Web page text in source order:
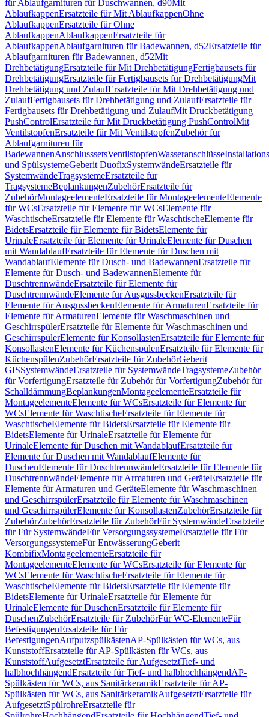
für Ablaufgarnituren für Duschwannen, d90Mit
AblaufkappenErsatzteile für Mit AblaufkappenOhne
AblaufkappenErsatzteile für Ohne
AblaufkappenAblaufkappenErsatzteile für
AblaufkappenAblaufgarnituren für Badewannen, d52Ersatzteile für
Ablaufgarnituren für Badewannen, d52Mit
DrehbetätigungErsatzteile für Mit DrehbetätigungFertigbausets für
DrehbetätigungErsatzteile für Fertigbausets für DrehbetätigungMit
Drehbetätigung und ZulaufErsatzteile für Mit Drehbetätigung und
ZulaufFertigbausets für Drehbetätigung und ZulaufErsatzteile für
Fertigbausets für Drehbetätigung und ZulaufMit Druckbetätigung
PushControlErsatzteile für Mit Druckbetätigung PushControlMit
VentilstopfenErsatzteile für Mit VentilstopfenZubehör für
Ablaufgarnituren für
BadewannenAnschlusssetsVentilstopfenWasseranschlüsse
und SpülsystemeGeberit DuofixSystemwändeErsatzteile für
SystemwändeTragsystemeErsatzteile für
TragsystemeBeplankungenZubehörErsatzteile für
ZubehörMontageelementeErsatzteile für MontageelementeElemente
für WCsErsatzteile für Elemente für WCsElemente für
WaschtischeErsatzteile für Elemente für WaschtischeElemente für
BidetsErsatzteile für Elemente für BidetsElemente für
UrinaleErsatzteile für Elemente für UrinaleElemente für Duschen
mit WandablaufErsatzteile für Elemente für Duschen mit
WandablaufElemente für Dusch- und BadewannenErsatzteile für
Elemente für Dusch- und BadewannenElemente für
DuschtrennwändeErsatzteile für Elemente für
DuschtrennwändeElemente für AusgussbeckenErsatzteile für
Elemente für AusgussbeckenElemente für ArmaturenErsatzteile für
Elemente für ArmaturenElemente für Waschmaschinen und
GeschirrspülerErsatzteile für Elemente für Waschmaschinen und
GeschirrspülerElemente für KonsollastenErsatzteile für Elemente für
KonsollastenElemente für KüchenspülenErsatzteile für Elemente für
KüchenspülenZubehörErsatzteile für ZubehörGeberit
GISSystemwändeErsatzteile für SystemwändeTragsystemeZubehör
für VorfertigungErsatzteile für Zubehör für VorfertigungZubehör für
SchalldämmungBeplankungenMontageelementeErsatzteile für
MontageelementeElemente für WCsErsatzteile für Elemente für
WCsElemente für WaschtischeErsatzteile für Elemente für
WaschtischeElemente für BidetsErsatzteile für Elemente für
BidetsElemente für UrinaleErsatzteile für Elemente für
UrinaleElemente für Duschen mit WandablaufErsatzteile für
Elemente für Duschen mit WandablaufElemente für
DuschenElemente für DuschtrennwändeErsatzteile für Elemente für
DuschtrennwändeElemente für Armaturen und GeräteErsatzteile für
Elemente für Armaturen und GeräteElemente für Waschmaschinen
und GeschirrspülerErsatzteile für Elemente für Waschmaschinen
und GeschirrspülerElemente für KonsollastenZubehörErsatzteile für
ZubehörZubehörErsatzteile für ZubehörFür SystemwändeErsatzteile
für Für SystemwändeFür VersorgungssystemeErsatzteile für Für
VersorgungssystemeFür EntwässerungGeberit
KombifixMontageelementeErsatzteile für
MontageelementeElemente für WCsErsatzteile für Elemente für
WCsElemente für WaschtischeErsatzteile für Elemente für
WaschtischeElemente für BidetsErsatzteile für Elemente für
BidetsElemente für UrinaleErsatzteile für Elemente für
UrinaleElemente für DuschenErsatzteile für Elemente für
DuschenZubehörErsatzteile für ZubehörFür WC-ElementeFür
BefestigungenErsatzteile für Für
BefestigungenAufputzspülkästenAP-Spülkästen für WCs, aus
KunststoffErsatzteile für AP-Spülkästen für WCs, aus
KunststoffAufgesetztErsatzteile für AufgesetztTief- und
halbhochhängendErsatzteile für Tief- und halbhochhängendAP-
Spülkästen für WCs, aus SanitärkeramikErsatzteile für AP-
Spülkästen für WCs, aus SanitärkeramikAufgesetztErsatzteile für
AufgesetztSpülrohreErsatzteile für